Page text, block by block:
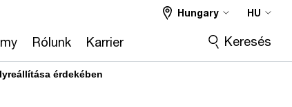
Rólunk Karrier
Hungary HU
Keresés
érdekében